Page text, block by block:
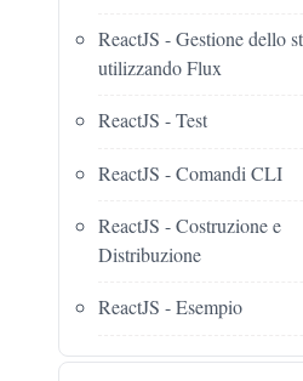
ReactJS - Gestione dello
utilizzando Flux
ReactJS - Test
ReactJS - Comandi CLI
ReactJS - Costruzione e
Distribuzione
ReactJS - Esempio